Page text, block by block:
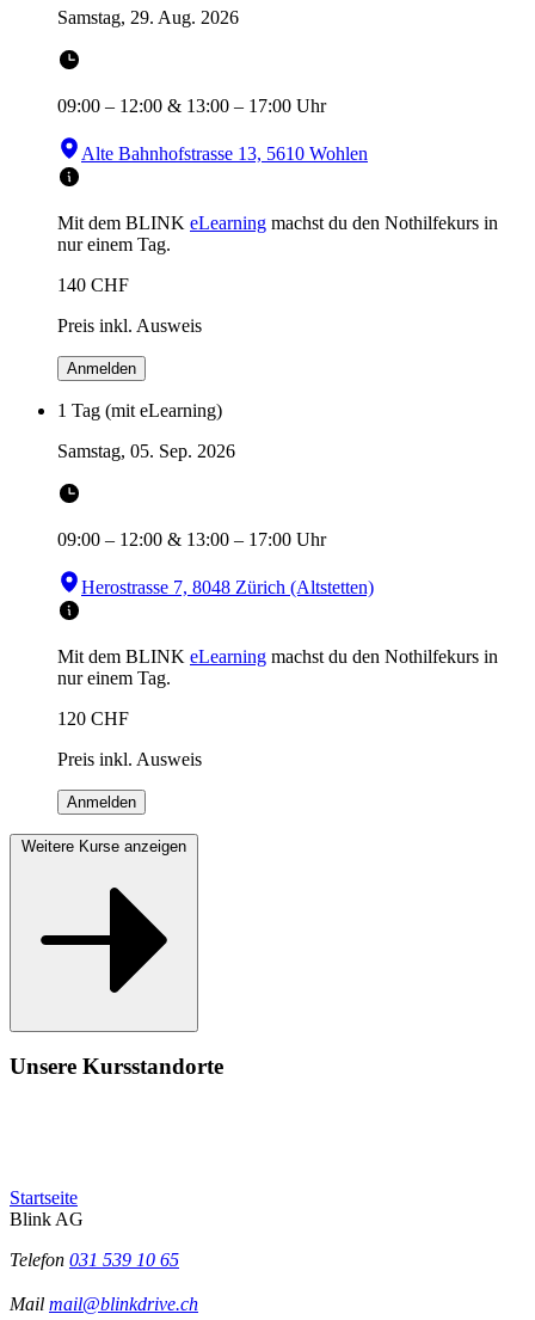
Samstag, 29. Aug. 2026
09:00 – 12:00 & 13:00 – 17:00 Uhr
Alte Bahnhofstrasse 13, 5610 Wohlen
Mit dem BLINK eLearning machst du den Nothilfekurs in
nur einem Tag.
140 CHF
Preis inkl. Ausweis
Anmelden
1 Tag (mit eLearning)
Samstag, 05. Sep. 2026
09:00 – 12:00 & 13:00 – 17:00 Uhr
Herostrasse 7, 8048 Zürich (Altstetten)
Mit dem BLINK eLearning machst du den Nothilfekurs in
nur einem Tag.
120 CHF
Preis inkl. Ausweis
Anmelden
Weitere Kurse anzeigen
Unsere Kursstandorte
Startseite
Blink AG
Telefon 031 539 10 65
Mail mail@blinkdrive.ch